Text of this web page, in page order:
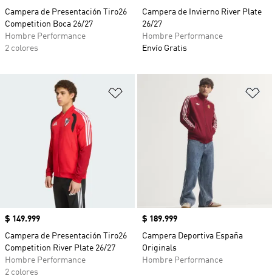
Campera de Presentación Tiro26
Competition Boca 26/27
Hombre Performance
2 colores
Campera de Invierno River Plate
26/27
Hombre Performance
Envío Gratis
Añadir a la lista de deseos
Precio
$ 149.999
Campera de Presentación Tiro26
Competition River Plate 26/27
Hombre Performance
2 colores
Precio
$ 189.999
Campera Deportiva España
Originals
Hombre Performance